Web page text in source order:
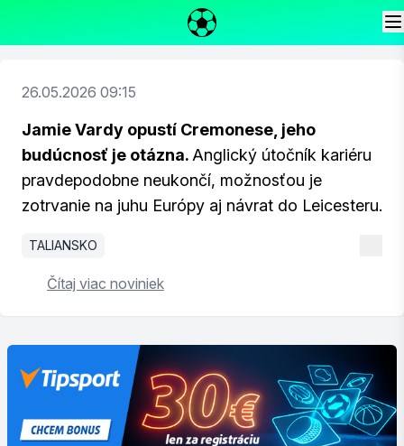
26.05.2026 09:15
Jamie Vardy opustí Cremonese, jeho
budúcnosť je otázna. Anglický útočník kariéru
pravdepodobne neukončí, možnosťou je
zotrvanie na juhu Európy aj návrat do Leicesteru.
TALIANSKO
Čítaj viac noviniek